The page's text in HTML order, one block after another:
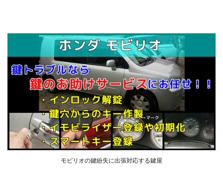
モビリオの鍵紛失に出張対応する鍵屋